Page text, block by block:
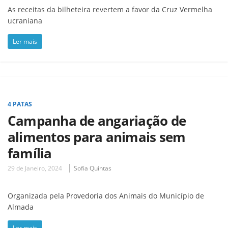
As receitas da bilheteira revertem a favor da Cruz Vermelha
ucraniana
Ler mais
4 PATAS
Campanha de angariação de
alimentos para animais sem
família
29 de Janeiro, 2024 Sofia Quintas
Organizada pela Provedoria dos Animais do Município de
Almada